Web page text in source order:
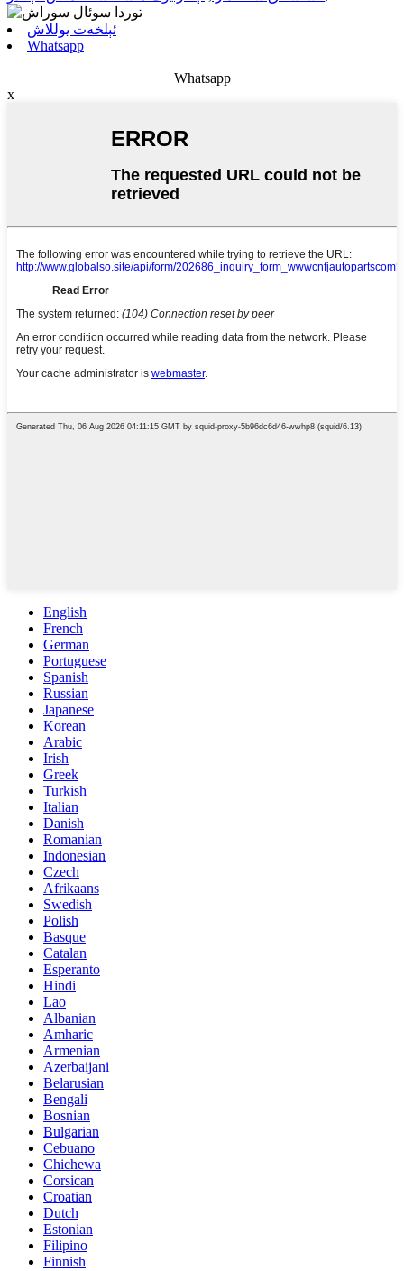
ئېلخەت يوللاش
Whatsapp
Whatsapp
x
English
French
German
Portuguese
Spanish
Russian
Japanese
Korean
Arabic
Irish
Greek
Turkish
Italian
Danish
Romanian
Indonesian
Czech
Afrikaans
Swedish
Polish
Basque
Catalan
Esperanto
Hindi
Lao
Albanian
Amharic
Armenian
Azerbaijani
Belarusian
Bengali
Bosnian
Bulgarian
Cebuano
Chichewa
Corsican
Croatian
Dutch
Estonian
Filipino
Finnish